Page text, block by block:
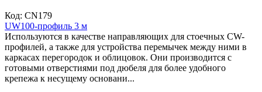
Код: CN179
UW100-профиль 3 м
Используются в качестве направляющих для стоечных CW-
профилей, а также для устройства перемычек между ними в
каркасах перегородок и облицовок. Они производится с
готовыми отверстиями под дюбеля для более удобного
крепежа к несущему основани...